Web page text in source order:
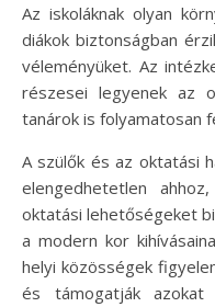
Az iskoláknak olyan
diákok biztonságban
véleményüket. Az
részesei legyenek az
tanárok is folyamatosan
A szülők és az oktatási
elengedhetetlen
oktatási lehetőségeket
a modern kor
helyi közösségek
és támogatják azokat